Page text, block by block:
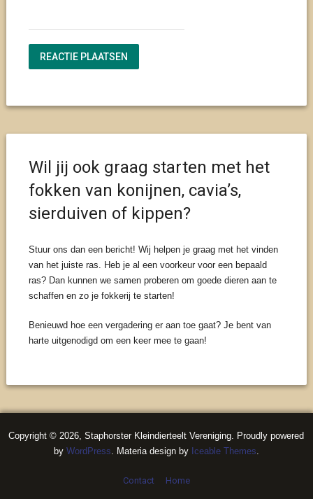
Wil jij ook graag starten met het
fokken van konijnen, cavia’s,
sierduiven of kippen?
Stuur ons dan een bericht! Wij helpen je graag met het vinden
van het juiste ras. Heb je al een voorkeur voor een bepaald
ras? Dan kunnen we samen proberen om goede dieren aan te
schaffen en zo je fokkerij te starten!
Benieuwd hoe een vergadering er aan toe gaat? Je bent van
harte uitgenodigd om een keer mee te gaan!
Copyright © 2026, Staphorster Kleindierteelt Vereniging. Proudly powered
by WordPress. Materia design by Iceable Themes.
Contact Home